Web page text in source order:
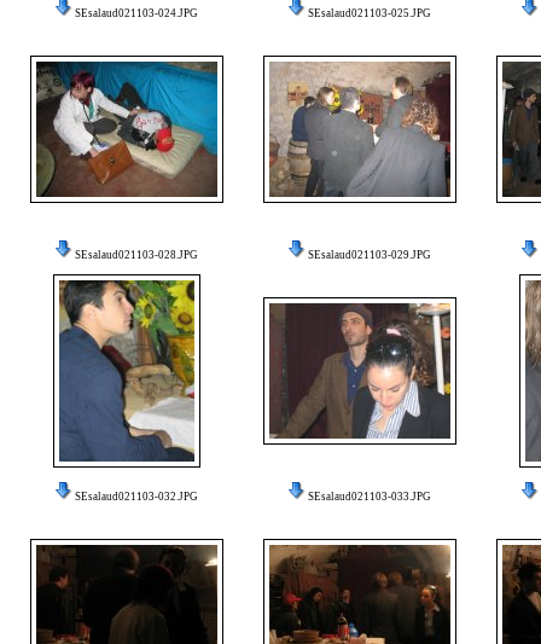
SEsalaud021103-024.JPG SEsalaud021103-025.JPG
SEsalaud021103-028.JPG SEsalaud021103-029.JPG
SEsalaud021103-032.JPG SEsalaud021103-033.JPG